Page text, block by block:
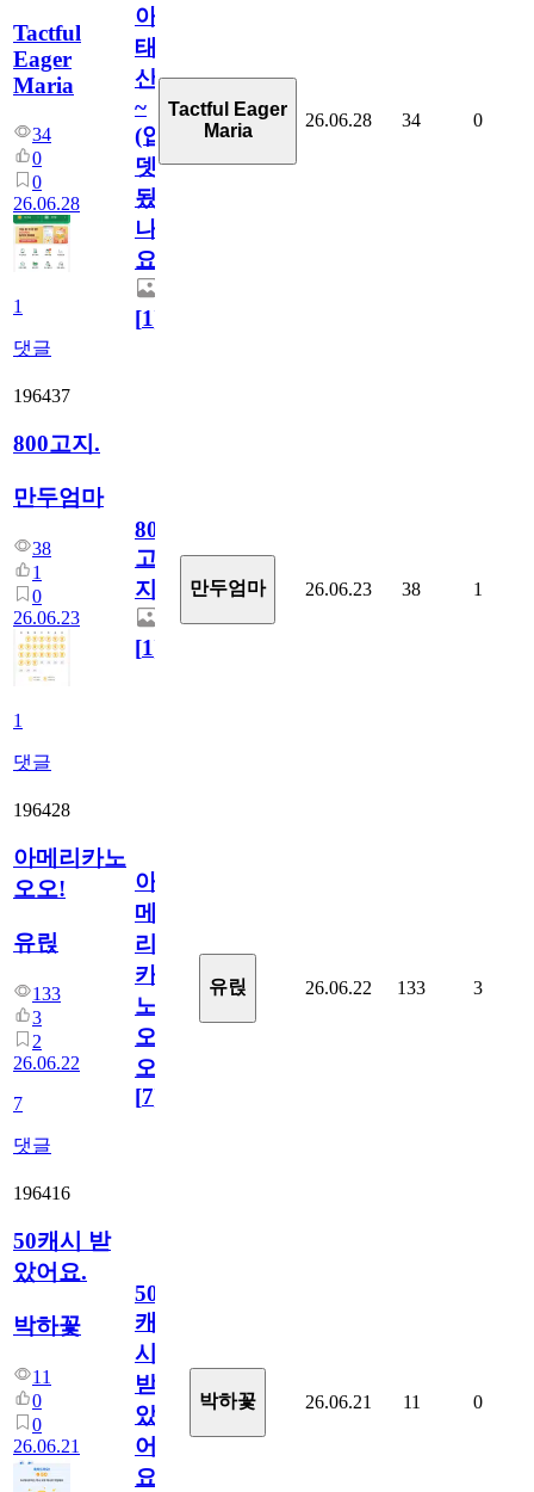
Tactful
Eager
Maria
34
0
0
26.06.28
1
댓글
아
태
산
~
(업
뎃
됬
나
요)
[1]
Tactful Eager
Maria
26.06.28 34 0
196437
800고지.
만두엄마
38
1
0
26.06.23
1
댓글
800
고
지.
[1]
만두엄마 26.06.23 38 1
196428
아메리카노
오오!
유릱
133
3
2
26.06.22
7
댓글
아
메
리
카
노
오
오!
[7]
유릱 26.06.22 133 3
196416
50캐시 받
았어요.
박하꽃
11
0
0
26.06.21
50
캐
시
받
았
어
요.
박하꽃 26.06.21 11 0